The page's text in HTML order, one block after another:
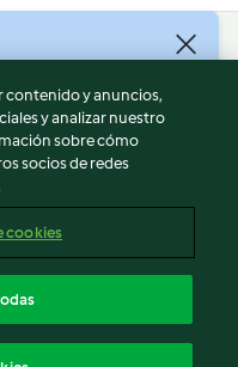
contenido y anuncios,
y analizar nuestro
sobre cómo
socios de redes
cookies